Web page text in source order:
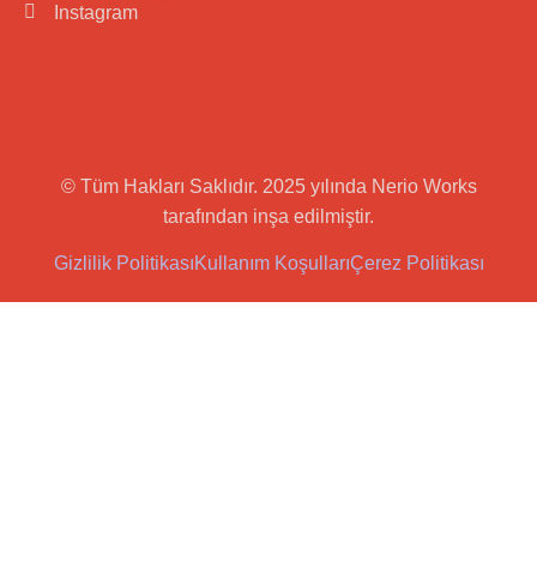
Instagram
© Tüm Hakları Saklıdır. 2025 yılında Nerio Works
tarafından inşa edilmiştir.
Gizlilik PolitikasıKullanım KoşullarıÇerez Politikası